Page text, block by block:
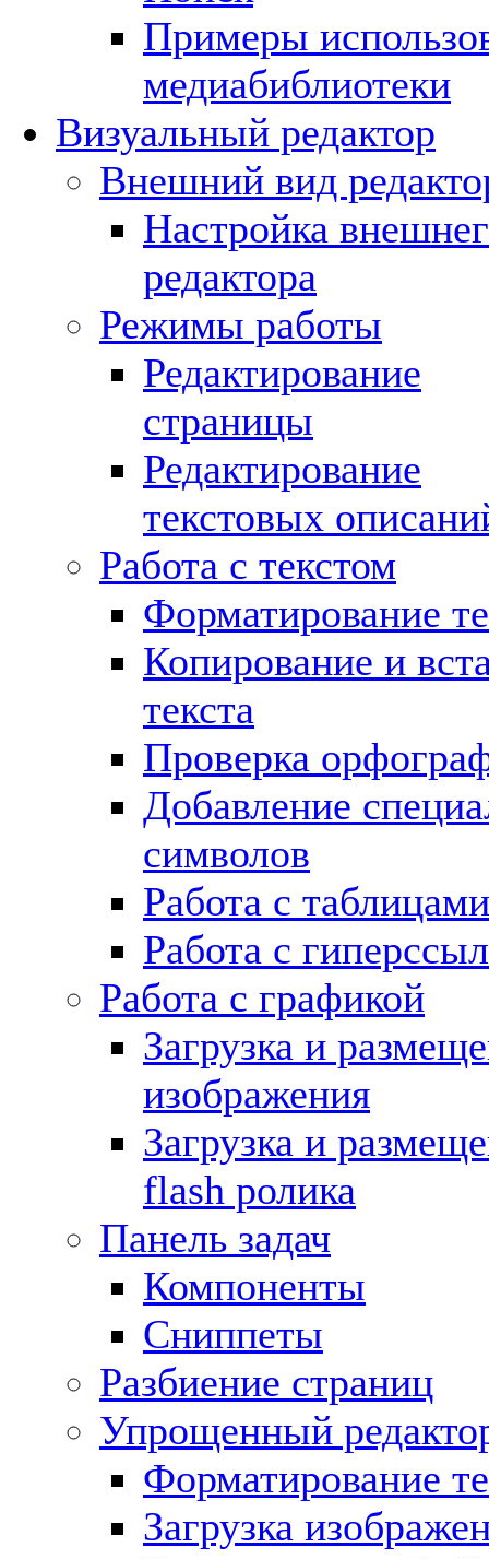
Примеры
медиабиблиотеки
Визуальный редактор
Внешний вид
Настройка
редактора
Режимы работы
Редактирование
страницы
Редактирование
текстовых
Работа с текстом
Форматирование
Копирование и
текста
Проверка
Добавление
символов
Работа с таблицами
Работа с
Работа с графикой
Загрузка и
изображения
Загрузка и
flash ролика
Панель задач
Компоненты
Сниппеты
Разбиение страниц
Упрощенный
Форматирование
Загрузка